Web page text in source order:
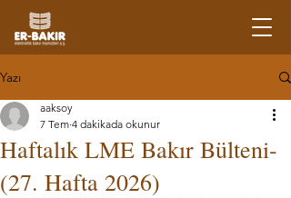
Yazı
Haftalık LME Bakır Bülteni-
(27. Hafta 2026)
aaksoy
7 Tem 4 dakikada okunur